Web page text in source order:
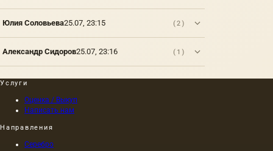
Юлия Соловьева25.07, 23:15 (2)
Александр Сидоров25.07, 23:16 (1)
Услуги
Оценка / Выкуп
Написать нам
Направления
Серебро